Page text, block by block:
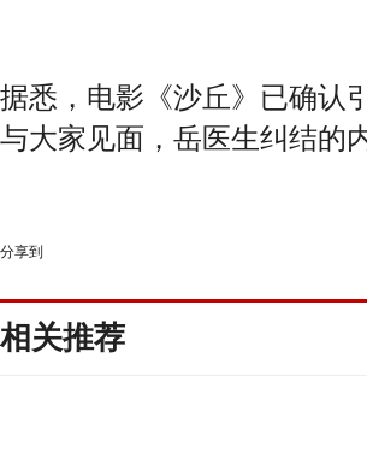
据悉，电影《沙丘》已确认
与大家见面，岳医生纠结的
分享到
相关推荐